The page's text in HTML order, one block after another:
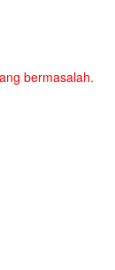
bermasalah.